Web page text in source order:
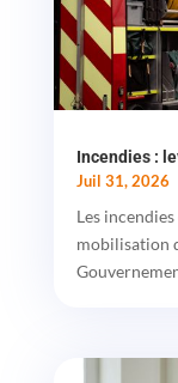
Incendies :
Juil 31, 2026
Les
mobilisation